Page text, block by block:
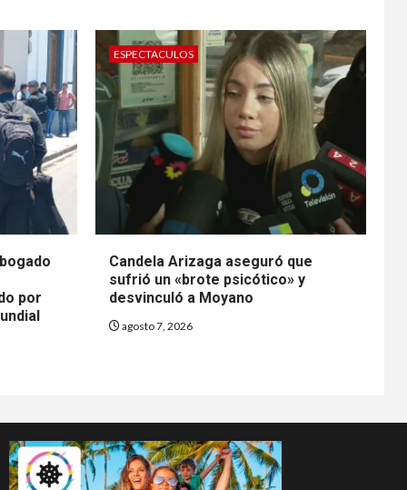
por
ESPECTACULOS
Candela Arizaga aseguró que
sufrió un «brote psicótico» y
desvinculó a Moyano
agosto 7, 2026